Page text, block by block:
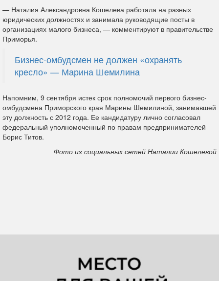
— Наталия Александровна Кошелева работала на разных
юридических должностях и занимала руководящие посты в
организациях малого бизнеса, — комментируют в правительстве
Приморья.
Бизнес-омбудсмен не должен «охранять
кресло» — Марина Шемилина
Напомним, 9 сентября истек срок полномочий первого бизнес-
омбудсмена Приморского края Марины Шемилиной, занимавшей
эту должность с 2012 года. Ее кандидатуру лично согласовал
федеральный уполномоченный по правам предпринимателей
Борис Титов.
Фото из социальных сетей Наталии Кошелевой